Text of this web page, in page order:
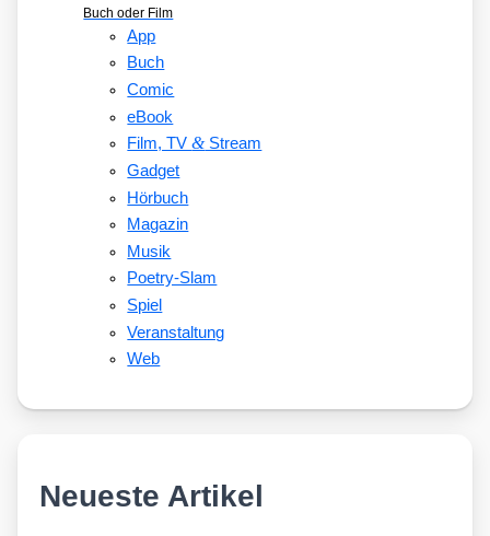
Buch oder Film
App
Buch
Comic
eBook
Film, TV&Stream
Gadget
Hörbuch
Magazin
Musik
Poetry-Slam
Spiel
Veranstaltung
Web
Neueste Artikel